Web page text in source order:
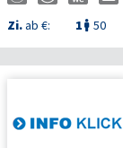
Zi.ab €: 1  50